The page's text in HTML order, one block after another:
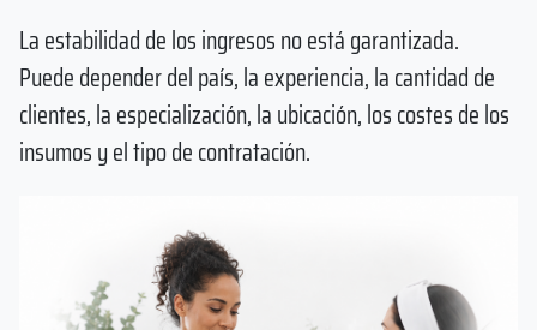
La estabilidad de los ingresos no está garantizada.
Puede depender del país, la experiencia, la cantidad de
clientes, la especialización, la ubicación, los costes de los
insumos y el tipo de contratación.